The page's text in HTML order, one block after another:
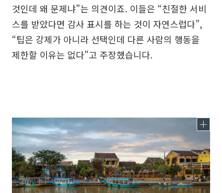
것인데 왜 문제냐”는 의견이죠. 이들은 “친절한 서비
스를 받았다면 감사 표시를 하는 것이 자연스럽다”,
“팁은 강제가 아니라 선택인데 다른 사람의 행동을
제한할 이유는 없다”고 주장했습니다.